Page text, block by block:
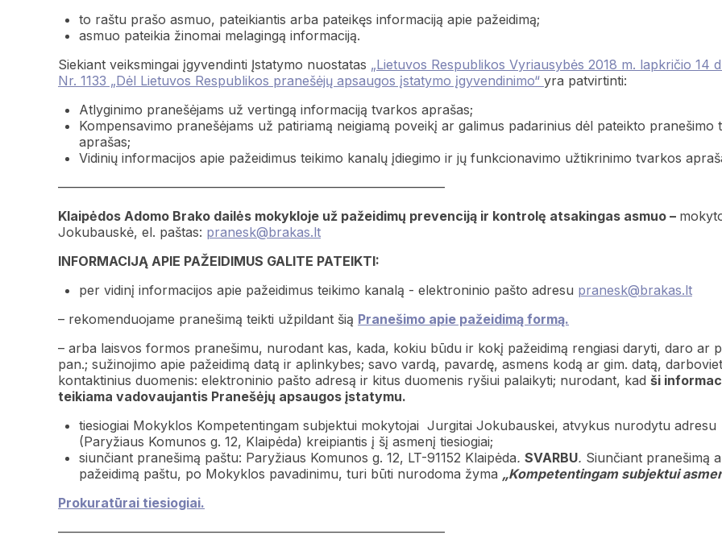
to raštu prašo asmuo, pateikiantis arba pateikęs informaciją apie pažeidimą;
asmuo pateikia žinomai melagingą informaciją.
Siekiant veiksmingai įgyvendinti Įstatymo nuostatas „Lietuvos Respublikos Vyriausybės 2018 m. lapkričio 14
Nr. 1133 „Dėl Lietuvos Respublikos pranešėjų apsaugos įstatymo įgyvendinimo“ yra patvirtinti:
Atlyginimo pranešėjams už vertingą informaciją tvarkos aprašas;
Kompensavimo pranešėjams už patiriamą neigiamą poveikį ar galimus padarinius dėl pateikto pranešimo
aprašas;
Vidinių informacijos apie pažeidimus teikimo kanalų įdiegimo ir jų funkcionavimo užtikrinimo tvarkos
——————————————————————————————
Klaipėdos Adomo Brako dailės mokykloje už pažeidimų prevenciją ir kontrolę atsakingas asmuo –
Jokubauskė, el. paštas: pranesk@brakas.lt
INFORMACIJĄ APIE PAŽEIDIMUS GALITE PATEIKTI:
per vidinį informacijos apie pažeidimus teikimo kanalą - elektroninio pašto adresu pranesk@brakas.lt
– rekomenduojame pranešimą teikti užpildant šią Pranešimo apie pažeidimą formą.
– arba laisvos formos pranešimu, nurodant kas, kada, kokiu būdu ir kokį pažeidimą rengiasi daryti, daro ar
pan.; sužinojimo apie pažeidimą datą ir aplinkybes; savo vardą, pavardę, asmens kodą ar gim. datą,
kontaktinius duomenis: elektroninio pašto adresą ir kitus duomenis ryšiui palaikyti; nurodant, kad ši
teikiama vadovaujantis Pranešėjų apsaugos įstatymu.
tiesiogiai Mokyklos Kompetentingam subjektui mokytojai Jurgitai Jokubauskei, atvykus nurodytu adresu
(Paryžiaus Komunos g. 12, Klaipėda) kreipiantis į šį asmenį tiesiogiai;
siunčiant pranešimą paštu: Paryžiaus Komunos g. 12, LT-91152 Klaipėda. SVARBU. Siunčiant pranešimą
pažeidimą paštu, po Mokyklos pavadinimu, turi būti nurodoma žyma „Kompetentingam subjektui
Prokuratūrai tiesiogiai.
——————————————————————————————